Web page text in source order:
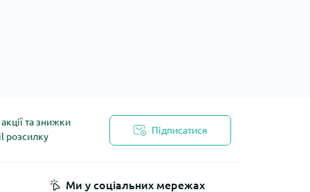
та знижки
розсилку
Підписатися
Ми у соціальних мережах